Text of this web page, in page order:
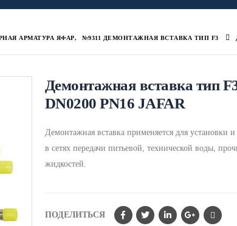
АРМАТУРА ЯФАР, №9311 ДЕМОНТАЖНАЯ ВСТАВКА ТИП F3
Демонтажная вставка тип
DN0200 PN16 JAFAR
Демонтажная вставка применяется для установки
в сетях передачи питьевой, технической воды,
жидкостей.
ПОДЕЛИТЬСЯ